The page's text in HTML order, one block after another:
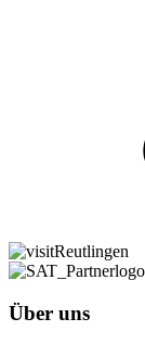
Über uns